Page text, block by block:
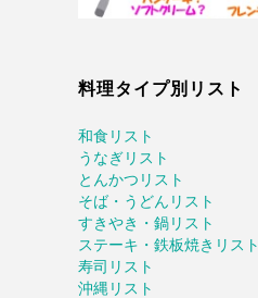
料理タイプ別リスト
和食リスト
うなぎリスト
とんかつリスト
そば・うどんリスト
すきやき・鍋リスト
ステーキ・鉄板焼きリスト
寿司リスト
沖縄リスト